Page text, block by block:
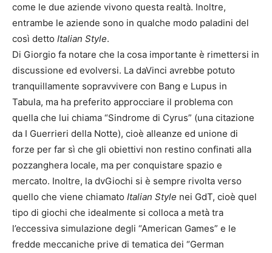
come le due aziende vivono questa realtà. Inoltre,
entrambe le aziende sono in qualche modo paladini del
così detto Italian Style.
Di Giorgio fa notare che la cosa importante è rimettersi in
discussione ed evolversi. La daVinci avrebbe potuto
tranquillamente sopravvivere con Bang e Lupus in
Tabula, ma ha preferito approcciare il problema con
quella che lui chiama “Sindrome di Cyrus” (una citazione
da I Guerrieri della Notte), cioè alleanze ed unione di
forze per far sì che gli obiettivi non restino confinati alla
pozzanghera locale, ma per conquistare spazio e
mercato. Inoltre, la dvGiochi si è sempre rivolta verso
quello che viene chiamato Italian Style nei GdT, cioè quel
tipo di giochi che idealmente si colloca a metà tra
l’eccessiva simulazione degli “American Games” e le
fredde meccaniche prive di tematica dei “German